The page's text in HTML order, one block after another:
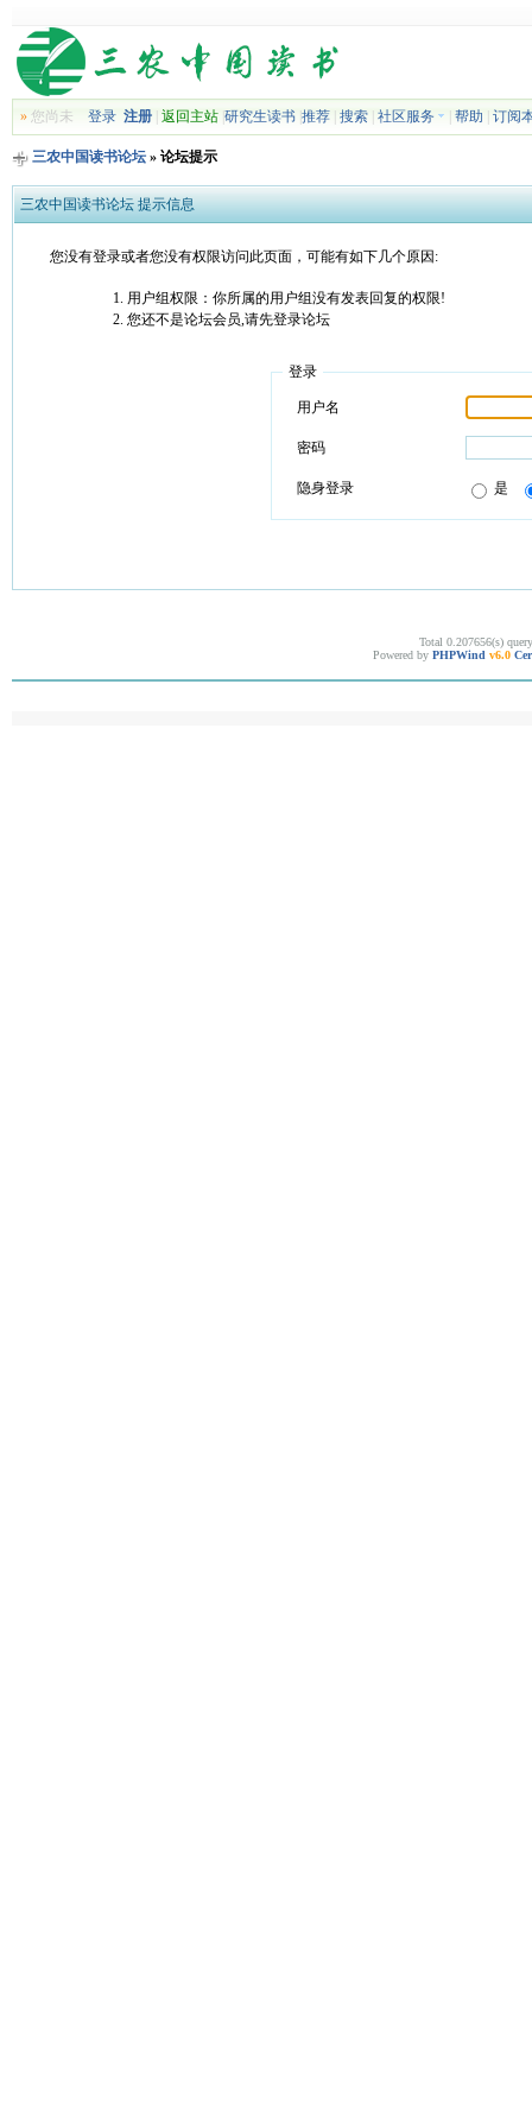
»您尚未 登录 注册| 返回主站| 研究生读书| 推荐| 搜索| 社区服务 帮助 订阅
三农中国读书论坛» 论坛提示
三农中国读书论坛 提示信息
您没有登录或者您没有权限访问此页面，可能有如下几个原因:
用户组权限：你所属的用户组没有发表回复的权限!
您还不是论坛会员,请先登录论坛
登录
用户名
密码
隐身登录 是
Total 0.207656(s)
Powered by PHPWind v6.0